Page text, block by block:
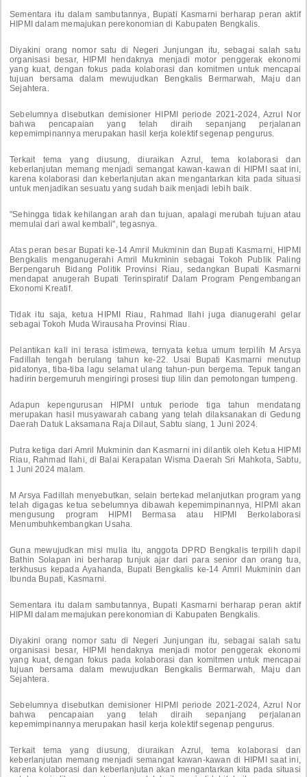
Sementara itu dalam sambutannya, Bupati Kasmarni berharap peran aktif
HIPMI dalam memajukan perekonomian di Kabupaten Bengkalis.
Diyakini orang nomor satu di Negeri Junjungan itu, sebagai salah satu
organisasi besar, HIPMI hendaknya menjadi motor penggerak ekonomi
yang kuat, dengan fokus pada kolaborasi dan komitmen untuk mencapai
tujuan bersama dalam mewujudkan Bengkalis Bermarwah, Maju dan
Sejahtera.
Sebelumnya disebutkan demisioner HIPMI periode 2021-2024, Azrul Nor
bahwa pencapaian yang telah diraih sepanjang perjalanan
kepemimpinannya merupakan hasil kerja kolektif segenap pengurus.
Terkait tema yang diusung, diuraikan Azrul, tema kolaborasi dan
keberlanjutan memang menjadi semangat kawan-kawan di HIPMI saat ini,
karena kolaborasi dan keberlanjutan akan mengantarkan kita pada situasi
untuk menjadikan sesuatu yang sudah baik menjadi lebih baik.
"Sehingga tidak kehilangan arah dan tujuan, apalagi merubah tujuan atau
memulai dari awal kembali", tegasnya.
Atas peran besar Bupati ke-14 Amril Mukminin dan Bupati Kasmarni, HIPMI
Bengkalis menganugerahi Amril Mukminin sebagai Tokoh Publik Paling
Berpengaruh Bidang Politik Provinsi Riau, sedangkan Bupati Kasmarni
mendapat anugerah Bupati Terinspiratif Dalam Program Pengembangan
Ekonomi Kreatif.
Tidak itu saja, ketua HIPMI Riau, Rahmad Ilahi juga dianugerahi gelar
sebagai Tokoh Muda Wirausaha Provinsi Riau.
Pelantikan kali ini terasa istimewa, ternyata ketua umum terpilih M Arsya
Fadillah tengah berulang tahun ke-22. Usai Bupati Kasmarni menutup
pidatonya, tiba-tiba lagu selamat ulang tahun-pun bergema. Tepuk tangan
hadirin bergemuruh mengiringi prosesi tiup lilin dan pemotongan tumpeng.
Adapun kepengurusan HIPMI untuk periode tiga tahun mendatang
merupakan hasil musyawarah cabang yang telah dilaksanakan di Gedung
Daerah Datuk Laksamana Raja Dilaut, Sabtu siang, 1 Juni 2024.
Putra ketiga dari Amril Mukminin dan Kasmarni ini dilantik oleh Ketua HIPMI
Riau, Rahmad Ilahi, di Balai Kerapatan Wisma Daerah Sri Mahkota, Sabtu,
1 Juni 2024 malam.
M Arsya Fadillah menyebutkan, selain bertekad melanjutkan program yang
telah digagas ketua sebelumnya dibawah kepemimpinannya, HIPMI akan
mengusung program HIPMI Bermasa atau HIPMI Berkolaborasi
Menumbuhkembangkan Usaha.
Guna mewujudkan misi mulia itu, anggota DPRD Bengkalis terpilih dapil
Bathin Solapan ini berharap tunjuk ajar dari para senior dan orang tua,
terkhusus kepada Ayahanda, Bupati Bengkalis ke-14 Amril Mukminin dan
Ibunda Bupati, Kasmarni.
Sementara itu dalam sambutannya, Bupati Kasmarni berharap peran aktif
HIPMI dalam memajukan perekonomian di Kabupaten Bengkalis.
Diyakini orang nomor satu di Negeri Junjungan itu, sebagai salah satu
organisasi besar, HIPMI hendaknya menjadi motor penggerak ekonomi
yang kuat, dengan fokus pada kolaborasi dan komitmen untuk mencapai
tujuan bersama dalam mewujudkan Bengkalis Bermarwah, Maju dan
Sejahtera.
Sebelumnya disebutkan demisioner HIPMI periode 2021-2024, Azrul Nor
bahwa pencapaian yang telah diraih sepanjang perjalanan
kepemimpinannya merupakan hasil kerja kolektif segenap pengurus.
Terkait tema yang diusung, diuraikan Azrul, tema kolaborasi dan
keberlanjutan memang menjadi semangat kawan-kawan di HIPMI saat ini,
karena kolaborasi dan keberlanjutan akan mengantarkan kita pada situasi